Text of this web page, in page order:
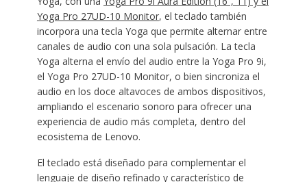
Yoga Pro 27UD-10 Monitor, el teclado también
incorpora una tecla Yoga que permite alternar entre
canales de audio con una sola pulsación. La tecla
Yoga alterna el envío del audio entre la Yoga Pro 9i,
el Yoga Pro 27UD-10 Monitor, o bien sincroniza el
audio en los doce altavoces de ambos dispositivos,
ampliando el escenario sonoro para ofrecer una
experiencia de audio más completa, dentro del
ecosistema de Lenovo.
El teclado está diseñado para complementar el
lenguaje de diseño refinado y característico de